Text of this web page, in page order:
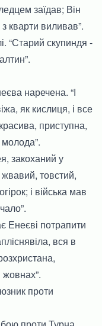
заїдав; Він
кварти виливав”.
“Старий скупиндя -
наречена. “І
як кислиця, і все
приступна,
закоханий у
товстий,
і війська мав
Енеєві потрапити
вся в
жовнах”.
проти